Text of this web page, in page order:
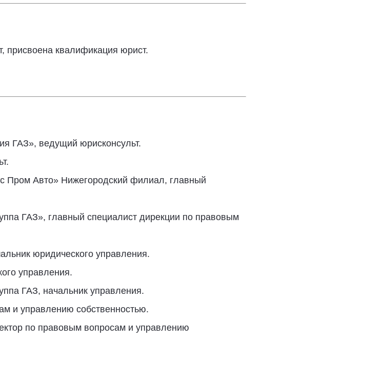
присвоена квалификация юрист.
ГАЗ», ведущий юрисконсульт.
Авто» Нижегородский филиал, главный
ГАЗ», главный специалист дирекции по правовым
юридического управления.
управления.
ГАЗ, начальник управления.
и управлению собственностью.
по правовым вопросам и управлению